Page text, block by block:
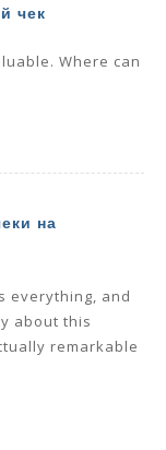
чек
Where can
на
everything, and
about this
remarkable